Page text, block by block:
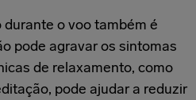
o voo também é
pode agravar os sintomas
de relaxamento, como
pode ajudar a reduzir